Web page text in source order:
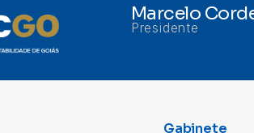
Marcelo
Presidente
Gabinete